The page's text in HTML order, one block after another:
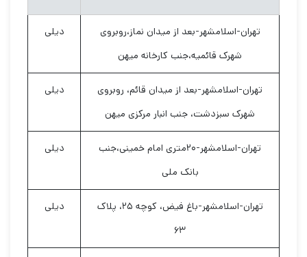
تهران-اسلامشهر-بعد از میدان نماز،روبروی
شهرک قائمیه،جنب کارخانه میهن
دیلی
تهران-اسلامشهر-بعد از میدان قائم، روبروی
شهرک سبزدشت، جنب انبار مرکزی میهن
دیلی
تهران-اسلامشهر-۲۰متری امام خمینی،جنب
بانک ملی
دیلی
تهران-اسلامشهر-باغ فیض، کوچه ۲۵، پلاک
۶۳
دیلی